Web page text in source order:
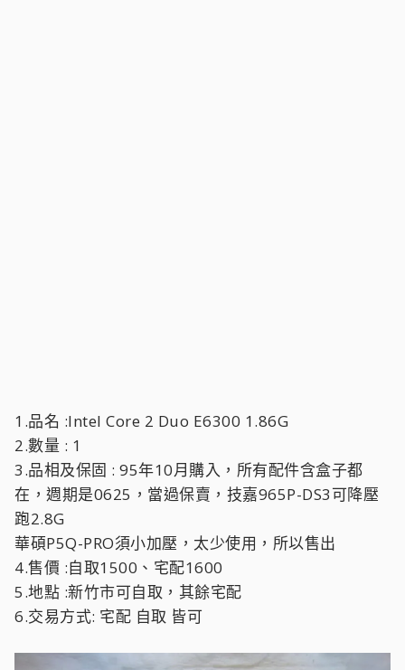
1.品名 :Intel Core 2 Duo E6300 1.86G
2.數量 : 1
3.品相及保固 : 95年10月購入，所有配件含盒子都
在，週期是0625，當過保賣，技嘉965P-DS3可降壓
跑2.8G
華碩P5Q-PRO須小加壓，太少使用，所以售出
4.售價 :自取1500、宅配1600
5.地點 :新竹市可自取，其餘宅配
6.交易方式: 宅配 自取 皆可